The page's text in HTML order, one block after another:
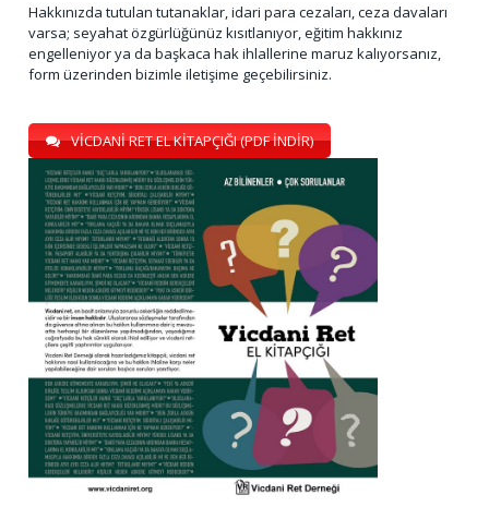
Hakkınızda tutulan tutanaklar, idari para cezaları, ceza davaları
varsa; seyahat özgürlüğünüz kısıtlanıyor, eğitim hakkınız
engelleniyor ya da başkaca hak ihlallerine maruz kalıyorsanız,
form üzerinden bizimle iletişime geçebilirsiniz.
VİCDANİ RET EL KİTAPÇIĞI (PDF İNDİR)